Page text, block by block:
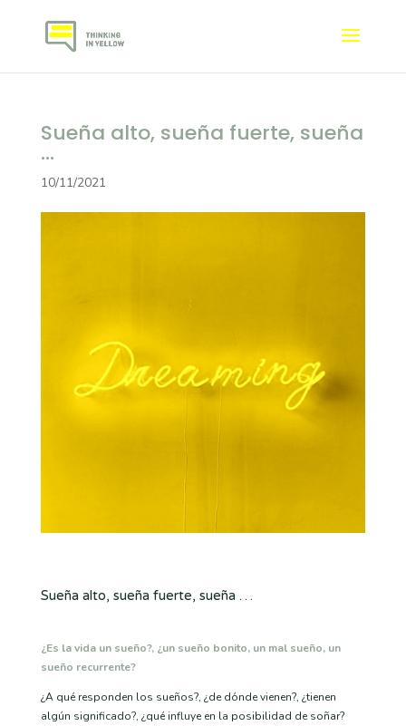
Sueña alto, sueña fuerte, sueña
…
10/11/2021
Sueña alto, sueña fuerte, sueña …
¿Es la vida un sueño?, ¿un sueño bonito, un mal sueño, un
sueño recurrente?
¿A qué responden los sueños?, ¿de dónde vienen?, ¿tienen
algún significado?, ¿qué influye en la posibilidad de soñar?